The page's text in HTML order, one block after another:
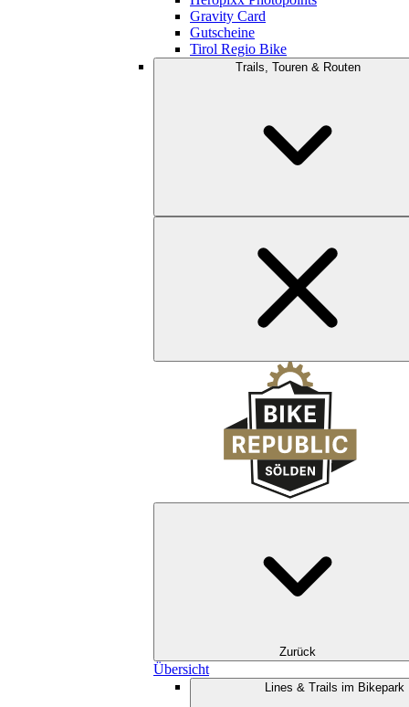
Gravity Card
Gutscheine
Tirol Regio Bike
Trails, Touren & Routen
Zurück
Übersicht
Lines & Trails im Bikepark